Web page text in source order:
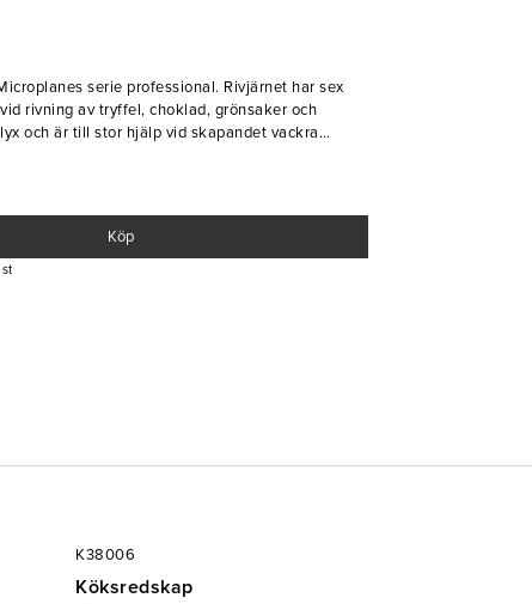
serie professional. Rivjärnet har sex
rivning av tryffel, choklad, grönsaker och
och är till stor hjälp vid skapandet vackra
på rivjärnets kvalitet, samtidigt som det tillför
Köp
K38006
Köksredskap